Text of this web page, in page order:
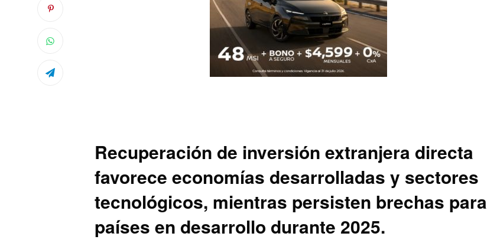
Recuperación de inversión extranjera directa
favorece economías desarrolladas y sectores
tecnológicos, mientras persisten brechas para
países en desarrollo durante 2025.